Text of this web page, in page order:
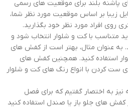
بلند برای موقعیت های رسمی
زیبا بر اساس موقعیت مورد نظر شما،
روی افراد مورد نظر خود بگذارید.
متناسب با کت و شلوار انتخاب شود و
به عنوان مثال، بهتر است از کفش های
استفاده کنید. همچنین کفش های
ست کردن با انواع رنگ های کت و شلوار
نیز به اختصار گفتیم که برای فصل
کفش های جلو باز یا صندل استفاده کنید